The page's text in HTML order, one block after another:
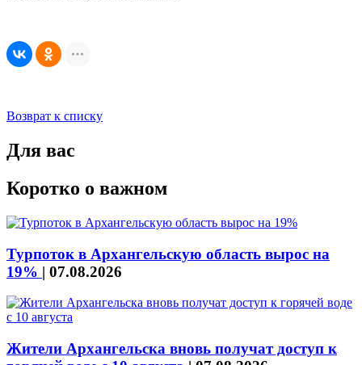
Возврат к списку
Для вас
Коротко о важном
Турпоток в Архангельскую область вырос на
19% | 07.08.2026
Жители Архангельска вновь получат доступ к